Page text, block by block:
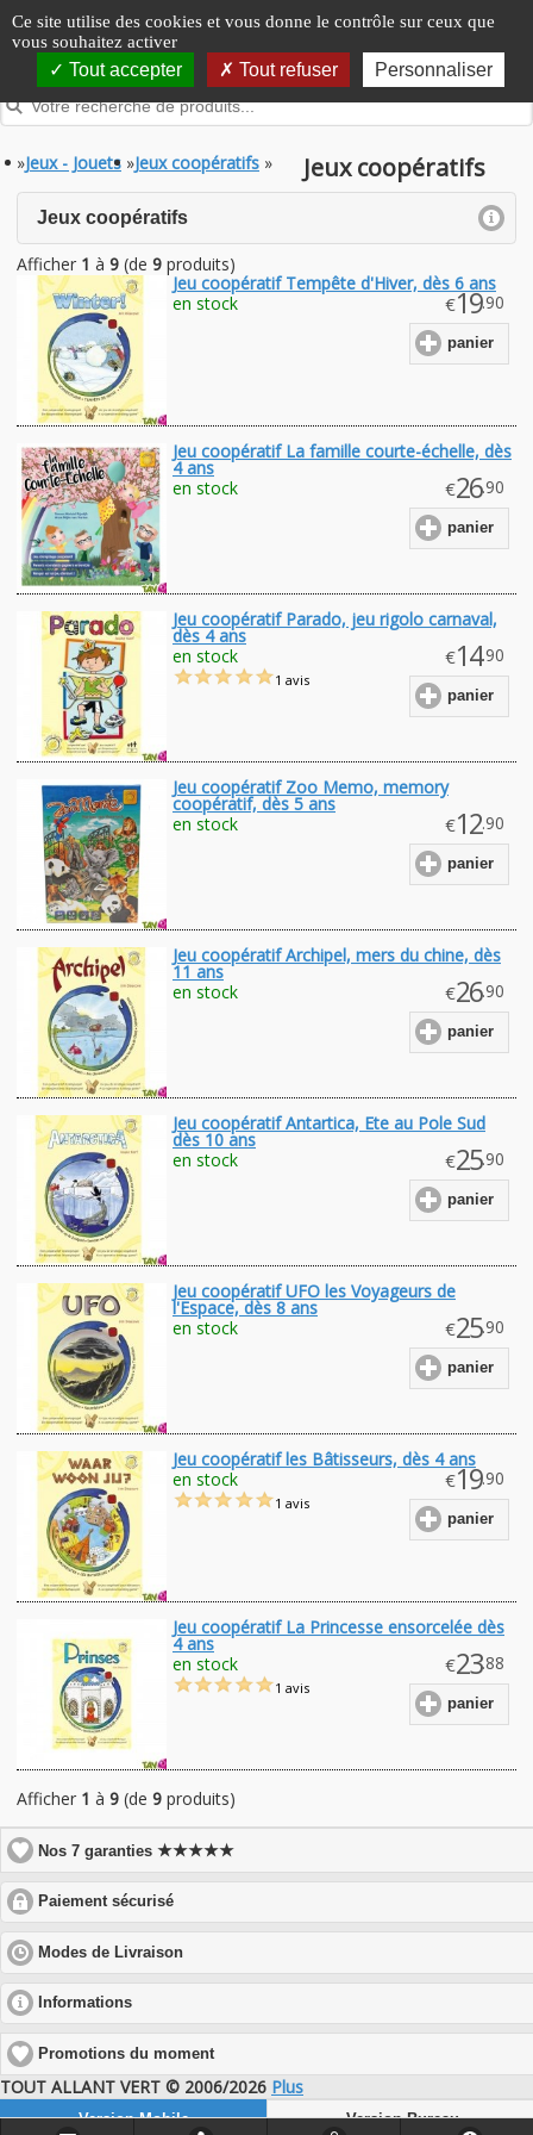
Panneau de gestion des cookies
Ce site utilise des cookies et vous donne le contrôle sur ceux que
vous souhaitez activer
Tout accepter Tout refuser Personnaliser
»Jeux - Jouets »Jeux coopératifs » Jeux coopératifs
Jeux coopératifs
Afficher 1 à 9 (de 9 produits)
Jeu coopératif Tempête d'Hiver, dès 6 ans
€19.90
en stock
panier
Jeu coopératif La famille courte-échelle, dès
4 ans
€26.90
en stock
panier
Jeu coopératif Parado, jeu rigolo carnaval,
dès 4 ans
€14.90
en stock
panier
1 avis
Jeu coopératif Zoo Memo, memory
coopératif, dès 5 ans
€12.90
en stock
panier
Jeu coopératif Archipel, mers du chine, dès
11 ans
€26.90
en stock
panier
Jeu coopératif Antartica, Ete au Pole Sud
dès 10 ans
€25.90
en stock
panier
Jeu coopératif UFO les Voyageurs de
l'Espace, dès 8 ans
€25.90
en stock
panier
Jeu coopératif les Bâtisseurs, dès 4 ans
€19.90
en stock
panier
1 avis
Jeu coopératif La Princesse ensorcelée dès
4 ans
€23.88
en stock
panier
1 avis
Afficher 1 à 9 (de 9 produits)
Nos 7 garanties★★★★★
Paiement sécurisé
to
expand
Modes de Livraison
to
contents
Informations
to
expand
Promotions du moment
TOUT ALLANT VERT © 2006/2026 Plus
Version Mobile Version Bureau